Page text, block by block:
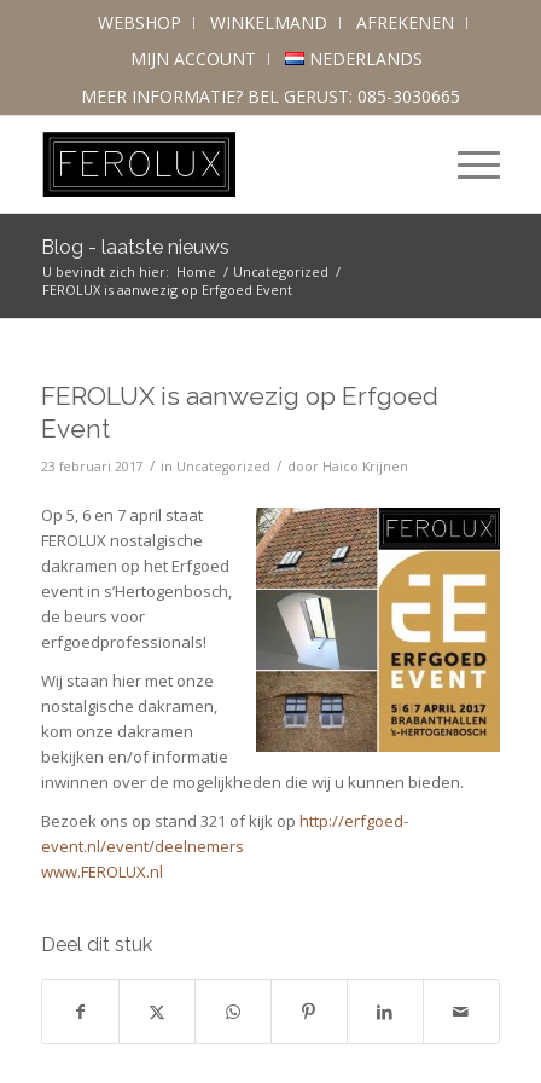
WEBSHOP WINKELMAND
AFREKENEN
MIJN ACCOUNT
NEDERLANDS
MEER INFORMATIE? BEL GERUST: 085-3030665
Blog - laatste nieuws
U bevindt zich hier: Home / Uncategorized /
FEROLUX is aanwezig op Erfgoed Event
FEROLUX is aanwezig op Erfgoed
Event
23 februari 2017 / in Uncategorized / door Haico Krijnen
Op 5, 6 en 7 april staat
FEROLUX nostalgische
dakramen op het Erfgoed
event in s’Hertogenbosch,
de beurs voor
erfgoedprofessionals!
Wij staan hier met onze
nostalgische dakramen,
kom onze dakramen
bekijken en/of informatie
inwinnen over de mogelijkheden die wij u kunnen bieden.
Bezoek ons op stand 321 of kijk op http://erfgoed-
event.nl/event/deelnemers
www.FEROLUX.nl
Deel dit stuk